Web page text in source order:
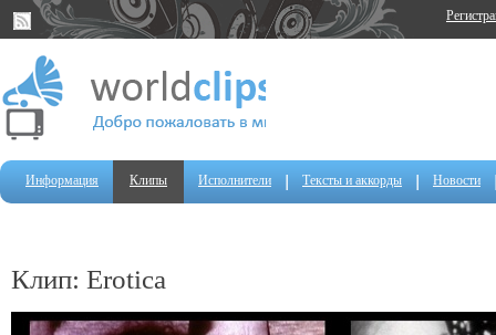
Информация Клипы Исполнители Тексты и аккорды Новости
Клип: Erotica